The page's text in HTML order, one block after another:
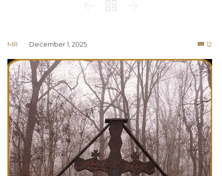
  
MR December 1, 2025  12